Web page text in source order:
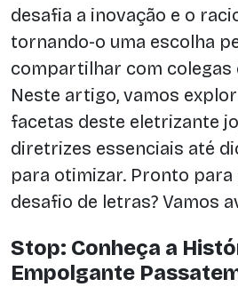
desafia a inovação e o
tornando-o uma escolha
compartilhar com colegas
Neste artigo, vamos
facetas deste eletrizante
diretrizes essenciais até
para otimizar. Pronto para
desafio de letras? Vamos
Stop: Conheça a
Empolgante